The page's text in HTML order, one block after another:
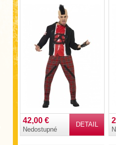
DETAIL
42,00 €
Nedostupné